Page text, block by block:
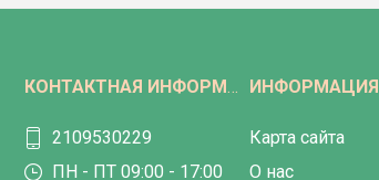
КОНТАКТНАЯ ИНФОРМАЦИЯ
2109530229
ПН - ПТ 09:00 - 17:00
ИНФОРМАЦИЯ
Карта сайта
О нас